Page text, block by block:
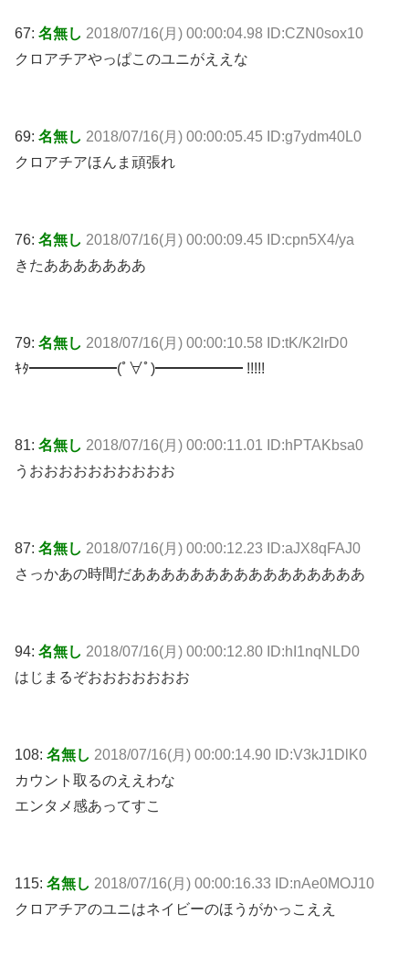
67: 名無し 2018/07/16(月) 00:00:04.98 ID:CZN0sox10
クロアチアやっぱこのユニがええな
69: 名無し 2018/07/16(月) 00:00:05.45 ID:g7ydm40L0
クロアチアほんま頑張れ
76: 名無し 2018/07/16(月) 00:00:09.45 ID:cpn5X4/ya
きたあああああああ
79: 名無し 2018/07/16(月) 00:00:10.58 ID:tK/K2lrD0
ｷﾀ━━━━━━(ﾟ∀ﾟ)━━━━━━ !!!!!
81: 名無し 2018/07/16(月) 00:00:11.01 ID:hPTAKbsa0
うおおおおおおおおおお
87: 名無し 2018/07/16(月) 00:00:12.23 ID:aJX8qFAJ0
さっかあの時間だああああああああああああああああ
94: 名無し 2018/07/16(月) 00:00:12.80 ID:hI1nqNLD0
はじまるぞおおおおおおお
108: 名無し 2018/07/16(月) 00:00:14.90 ID:V3kJ1DlK0
カウント取るのええわな
エンタメ感あってすこ
115: 名無し 2018/07/16(月) 00:00:16.33 ID:nAe0MOJ10
クロアチアのユニはネイビーのほうがかっこええ